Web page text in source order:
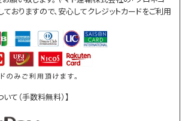
ておりますので、安心してクレジットカードをご利用
いて（手数料無料）】